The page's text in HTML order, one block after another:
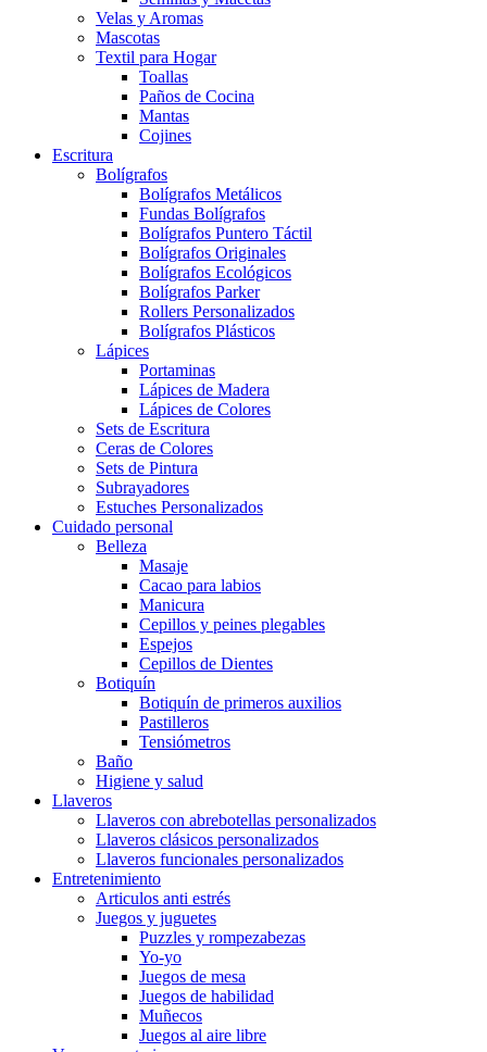
Velas y Aromas
Mascotas
Textil para Hogar
Toallas
Paños de Cocina
Mantas
Cojines
Escritura
Bolígrafos
Bolígrafos Metálicos
Fundas Bolígrafos
Bolígrafos Puntero Táctil
Bolígrafos Originales
Bolígrafos Ecológicos
Bolígrafos Parker
Rollers Personalizados
Bolígrafos Plásticos
Lápices
Portaminas
Lápices de Madera
Lápices de Colores
Sets de Escritura
Ceras de Colores
Sets de Pintura
Subrayadores
Estuches Personalizados
Cuidado personal
Belleza
Masaje
Cacao para labios
Manicura
Cepillos y peines plegables
Espejos
Cepillos de Dientes
Botiquín
Botiquín de primeros auxilios
Pastilleros
Tensiómetros
Baño
Higiene y salud
Llaveros
Llaveros con abrebotellas personalizados
Llaveros clásicos personalizados
Llaveros funcionales personalizados
Entretenimiento
Articulos anti estrés
Juegos y juguetes
Puzzles y rompezabezas
Yo-yo
Juegos de mesa
Juegos de habilidad
Muñecos
Juegos al aire libre